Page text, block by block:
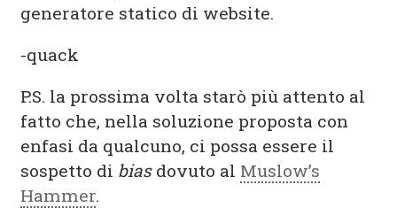
generatore statico di website.
-quack
P.S. la prossima volta starò più attento al
fatto che, nella soluzione proposta con
enfasi da qualcuno, ci possa essere il
sospetto di biasdovuto al Muslow’s
Hammer.